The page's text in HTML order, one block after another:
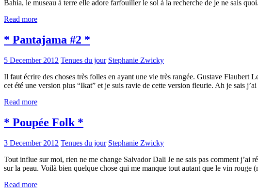
Bahia, le museau à terre elle adore farfouiller le sol à la recherche de je ne sais
Read more
* Pantajama #2 *
5 December 2012 Tenues du jour Stephanie Zwicky
Il faut écrire des choses très folles en ayant une vie très rangée. Gustave
cet été une version plus “Ikat” et je suis ravie de cette version fleurie. Ah je sais
Read more
* Poupée Folk *
3 December 2012 Tenues du jour Stephanie Zwicky
Tout influe sur moi, rien ne me change Salvador Dali Je ne sais pas comment j’ai
sur la peau. Voilà bien quelque chose qui me manque tout autant que le vin rouge
Read more